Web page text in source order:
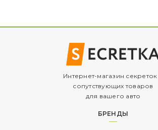
Интернет-магазин секреток
сопутствующих товаров
для вашего авто
БРЕНДЫ